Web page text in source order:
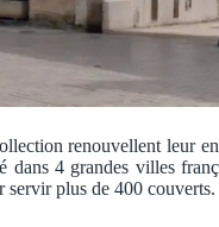
renouvellent leur
4 grandes villes
servir plus de 400 couverts.